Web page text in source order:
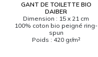
GANT DE TOILETTE BIO
DAIBER
Dimension : 15 x 21 cm
100% coton bio peigné ring-
spun
Poids : 420 gr/m²